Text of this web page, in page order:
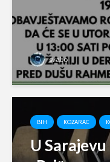
svabo
BIH KOZARAC
U